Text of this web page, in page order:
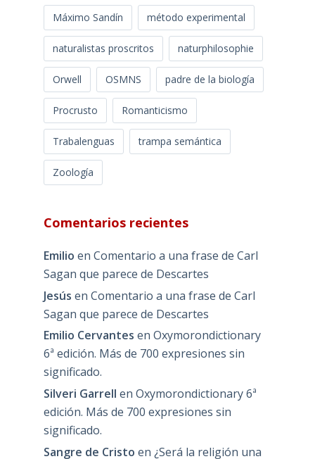
Máximo Sandín método experimental
naturalistas proscritos naturphilosophie
Orwell OSMNS padre de la biología
Procrusto Romanticismo
Trabalenguas trampa semántica
Zoología
Comentarios recientes
Emilio en Comentario a una frase de Carl
Sagan que parece de Descartes
Jesús en Comentario a una frase de Carl
Sagan que parece de Descartes
Emilio Cervantes en Oxymorondictionary
6ª edición. Más de 700 expresiones sin
significado.
Silveri Garrell en Oxymorondictionary 6ª
edición. Más de 700 expresiones sin
significado.
Sangre de Cristo en ¿Será la religión una